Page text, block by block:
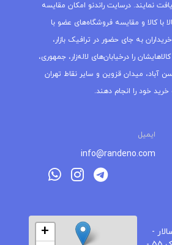
نمایند. درسایت راندنو امکان مقایسه
با کالا و مقایسه فروشگاه‌های عضو با
به جای حضور در ترافیک بازار،
را درخیابان‌های لاله‌زار، جمهوری،
آباد، میدان قزوین و سایر نقاط تهران
خود را انجام دهند.
ایمیل
info@randeno.com
-
+